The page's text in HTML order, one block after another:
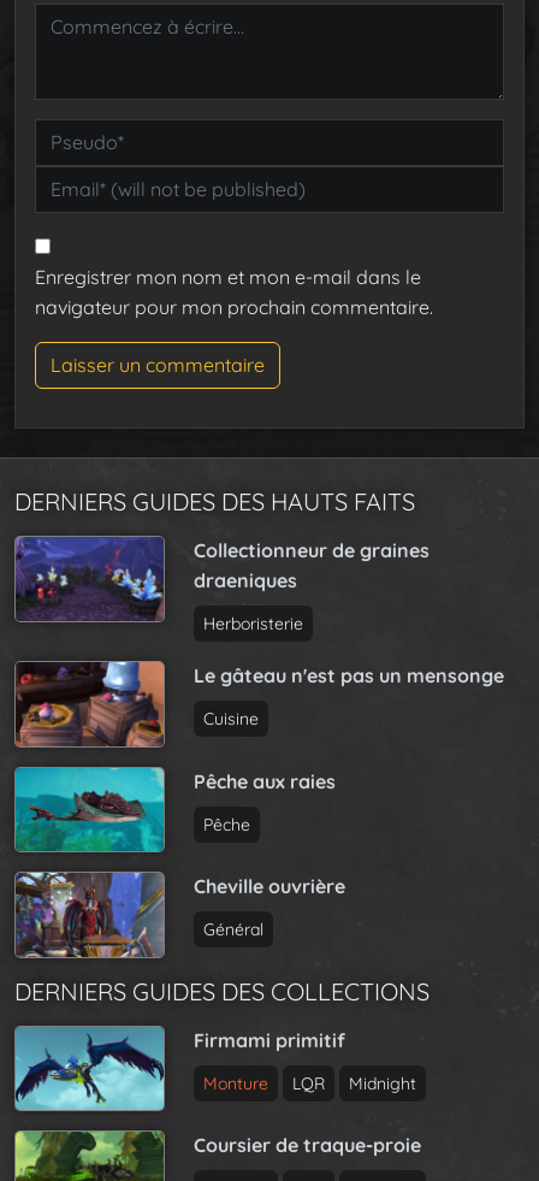
Enregistrer mon nom et mon e-mail dans le
navigateur pour mon prochain commentaire.
DERNIERS GUIDES DES HAUTS FAITS
Collectionneur de graines
draeniques
Herboristerie
Le gâteau n'est pas un mensonge
Cuisine
Pêche aux raies
Pêche
Cheville ouvrière
Général
DERNIERS GUIDES DES COLLECTIONS
Firmami primitif
Monture LQR Midnight
Coursier de traque-proie